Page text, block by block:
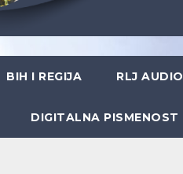
BIH I REGIJA RLJ AUDIO
DIGITALNA PISMENOST